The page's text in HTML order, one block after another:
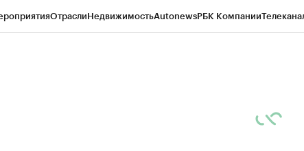
ОтраслиНедвижимостьAutonewsРБК Компании